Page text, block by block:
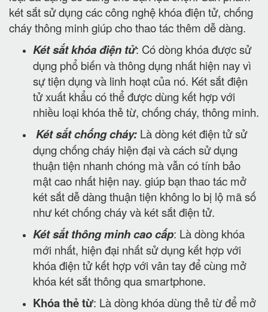
két sắt sử dụng các công nghệ khóa điện tử, chống
cháy thông minh giúp cho thao tác thêm dễ dàng.
Két sắt khóa điện tử: Có dòng khóa được sử
dụng phổ biến và thông dụng nhất hiện nay vì
sự tiện dụng và linh hoạt của nó. Két sắt điện
tử xuất khẩu có thể được dùng kết hợp với
nhiều loại khóa thẻ từ, chống cháy, thông minh.
Két sắt chống cháy: Là dòng két điện tử sử
dụng chống cháy hiện đại và cách sử dụng
thuận tiện nhanh chóng mà vẫn có tính bảo
mật cao nhất hiện nay. giúp bạn thao tác mở
két sắt dễ dàng thuận tiện không lo bị lộ mã số
như két chống cháy và két sắt điện tử.
Két sắt thông minh cao cấp: Là dòng khóa
mới nhất, hiện đại nhất sử dụng kết hợp với
khóa điện tử kết hợp với vân tay để cùng mở
khóa két sắt thông qua smartphone.
Khóa thẻ từ: Là dòng khóa dùng thẻ từ để mở